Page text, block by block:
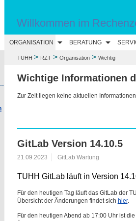
Willkommen im
ORGANISATION BERATUNG
TUHH > RZT> Organisation> Wichtig
Wichtige Informationen
GitLab Version 14.10.5
21.09.2023 GitLab Wartung
TUHH GitLab läuft in Version
Für den heutigen Tag läuft das GitLab der
Übersicht der Änderungen findet sich hier.
Für den heutigen Abend ab 17:00 Uhr ist